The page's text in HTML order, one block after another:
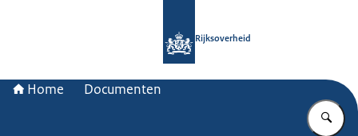
Rijksoverheid
Home Documenten